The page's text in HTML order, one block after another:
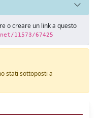
o creare un link a questo
11573/67425
stati sottoposti a